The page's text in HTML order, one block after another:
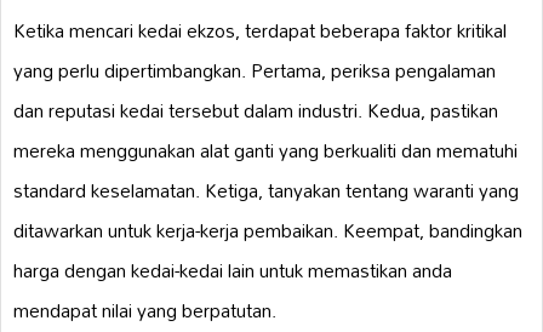
Ketika mencari kedai ekzos, terdapat beberapa faktor kritikal
yang perlu dipertimbangkan. Pertama, periksa pengalaman
dan reputasi kedai tersebut dalam industri. Kedua, pastikan
mereka menggunakan alat ganti yang berkualiti dan mematuhi
standard keselamatan. Ketiga, tanyakan tentang waranti yang
ditawarkan untuk kerja-kerja pembaikan. Keempat, bandingkan
harga dengan kedai-kedai lain untuk memastikan anda
mendapat nilai yang berpatutan.